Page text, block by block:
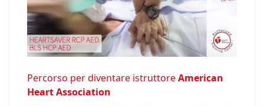
Percorso per diventare istruttoreAmerican
Heart Association